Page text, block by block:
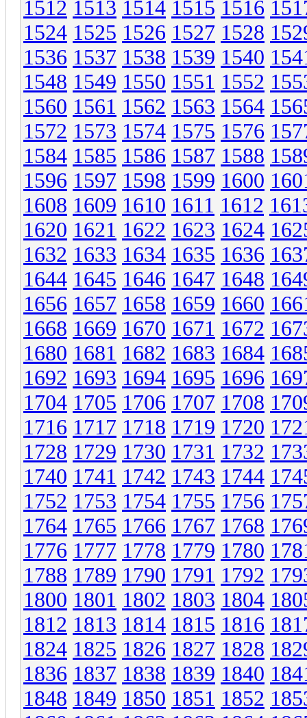
1512 1513 1514 1515 1516
1524 1525 1526 1527 1528
1536 1537 1538 1539 1540
1548 1549 1550 1551 1552
1560 1561 1562 1563 1564
1572 1573 1574 1575 1576
1584 1585 1586 1587 1588
1596 1597 1598 1599 1600
1608 1609 1610 1611 1612
1620 1621 1622 1623 1624
1632 1633 1634 1635 1636
1644 1645 1646 1647 1648
1656 1657 1658 1659 1660
1668 1669 1670 1671 1672
1680 1681 1682 1683 1684
1692 1693 1694 1695 1696
1704 1705 1706 1707 1708
1716 1717 1718 1719 1720
1728 1729 1730 1731 1732
1740 1741 1742 1743 1744
1752 1753 1754 1755 1756
1764 1765 1766 1767 1768
1776 1777 1778 1779 1780
1788 1789 1790 1791 1792
1800 1801 1802 1803 1804
1812 1813 1814 1815 1816
1824 1825 1826 1827 1828
1836 1837 1838 1839 1840
1848 1849 1850 1851 1852